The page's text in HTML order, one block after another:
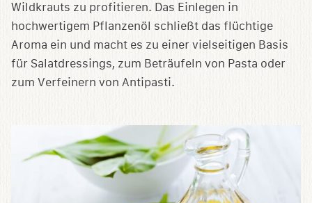
Wildkrauts zu profitieren. Das Einlegen in
hochwertigem Pflanzenöl schließt das flüchtige
Aroma ein und macht es zu einer vielseitigen Basis
für Salatdressings, zum Beträufeln von Pasta oder
zum Verfeinern von Antipasti.